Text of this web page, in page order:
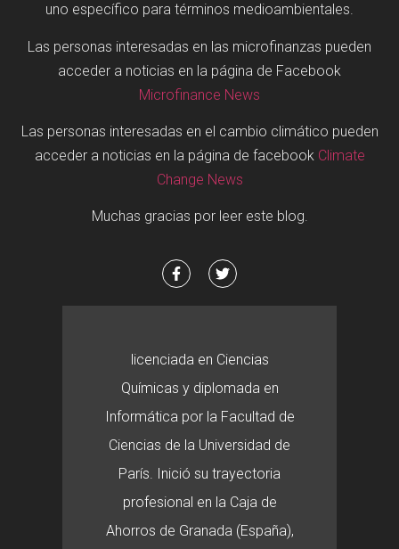
uno específico para términos medioambientales.
Las personas interesadas en las microfinanzas pueden
acceder a noticias en la página de Facebook
Microfinance News
Las personas interesadas en el cambio climático pueden
acceder a noticias en la página de facebook Climate
Change News
Muchas gracias por leer este blog.
licenciada en Ciencias
Químicas y diplomada en
Informática por la Facultad de
Ciencias de la Universidad de
París. Inició su trayectoria
profesional en la Caja de
Ahorros de Granada (España),